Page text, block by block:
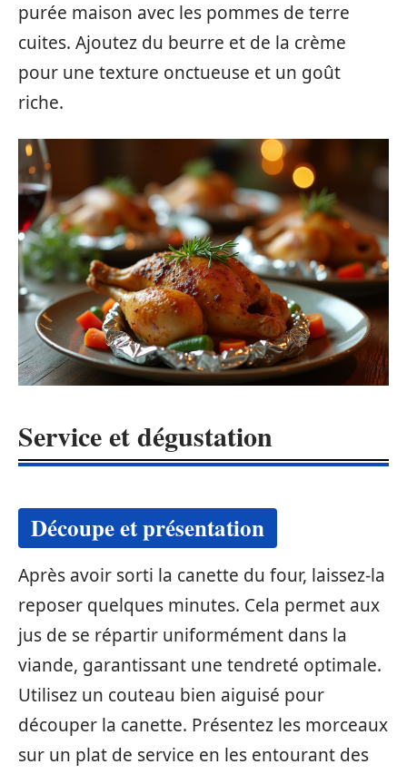
purée maison avec les pommes de terre
cuites. Ajoutez du beurre et de la crème
pour une texture onctueuse et un goût
riche.
Service et dégustation
Découpe et présentation
Après avoir sorti la canette du four, laissez-la
reposer quelques minutes. Cela permet aux
jus de se répartir uniformément dans la
viande, garantissant une tendreté optimale.
Utilisez un couteau bien aiguisé pour
découper la canette. Présentez les morceaux
sur un plat de service en les entourant des